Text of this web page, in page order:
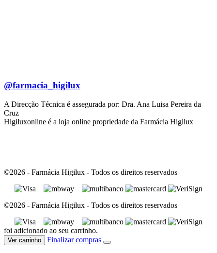
@farmacia_higilux
A Direcção Técnica é assegurada por: Dra. Ana Luisa Pereira da
Cruz
Higiluxonline é a loja online propriedade da Farmácia Higilux
©2026 - Farmácia Higilux - Todos os direitos reservados
©2026 - Farmácia Higilux - Todos os direitos reservados
foi adicionado ao seu carrinho.
Ver carrinho Finalizar compras